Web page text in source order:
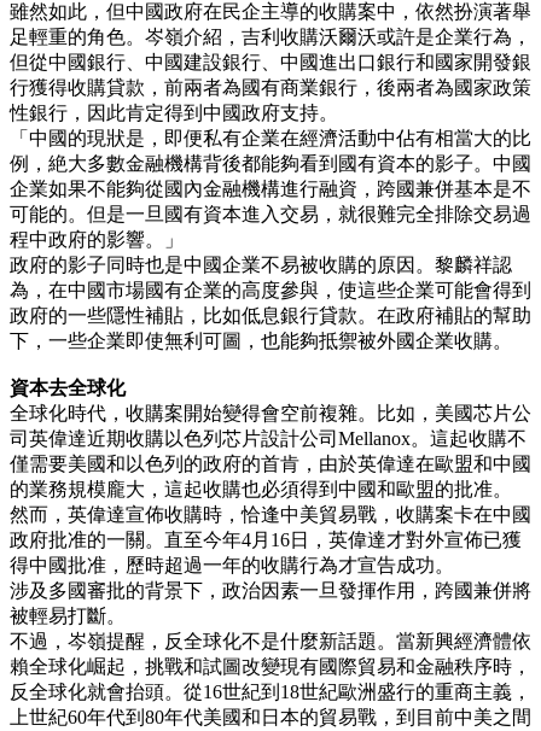
雖然如此，但中國政府在民企主導的收購案中，依然扮演著舉
足輕重的角色。岑嶺介紹，吉利收購沃爾沃或許是企業行為，
但從中國銀行、中國建設銀行、中國進出口銀行和國家開發銀
行獲得收購貸款，前兩者為國有商業銀行，後兩者為國家政策
性銀行，因此肯定得到中國政府支持。
「中國的現狀是，即便私有企業在經濟活動中佔有相當大的比
例，絶大多數金融機構背後都能夠看到國有資本的影子。中國
企業如果不能夠從國內金融機構進行融資，跨國兼併基本是不
可能的。但是一旦國有資本進入交易，就很難完全排除交易過
程中政府的影響。」
政府的影子同時也是中國企業不易被收購的原因。黎麟祥認
為，在中國市場國有企業的高度參與，使這些企業可能會得到
政府的一些隱性補貼，比如低息銀行貸款。在政府補貼的幫助
下，一些企業即使無利可圖，也能夠抵禦被外國企業收購。
資本去全球化
全球化時代，收購案開始變得會空前複雜。比如，美國芯片公
司英偉達近期收購以色列芯片設計公司Mellanox。這起收購不
僅需要美國和以色列的政府的首肯，由於英偉達在歐盟和中國
的業務規模龐大，這起收購也必須得到中國和歐盟的批准。
然而，英偉達宣佈收購時，恰逢中美貿易戰，收購案卡在中國
政府批准的一關。直至今年4月16日，英偉達才對外宣佈已獲
得中國批准，歷時超過一年的收購行為才宣告成功。
涉及多國審批的背景下，政治因素一旦發揮作用，跨國兼併將
被輕易打斷。
不過，岑嶺提醒，反全球化不是什麼新話題。當新興經濟體依
賴全球化崛起，挑戰和試圖改變現有國際貿易和金融秩序時，
反全球化就會抬頭。從16世紀到18世紀歐洲盛行的重商主義，
上世紀60年代到80年代美國和日本的貿易戰，到目前中美之間